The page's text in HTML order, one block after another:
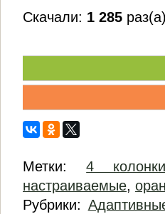
Скачали: 1 285 раз(а)
Метки:4 колонки
настраиваемые,
Рубрики: